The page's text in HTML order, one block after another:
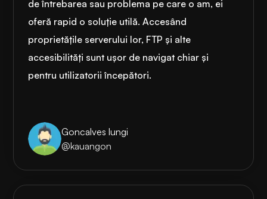
de întrebarea sau problema pe care o am, ei
oferă rapid o soluție utilă. Accesând
proprietățile serverului lor, FTP și alte
accesibilități sunt ușor de navigat chiar și
pentru utilizatorii începători.
Goncalves lungi
@kauangon